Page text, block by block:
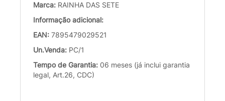
Marca: RAINHA DAS SETE
Informação adicional:
EAN: 7895479029521
Un.Venda: PC/1
Tempo de Garantia: 06 meses (já inclui garantia
legal, Art.26, CDC)